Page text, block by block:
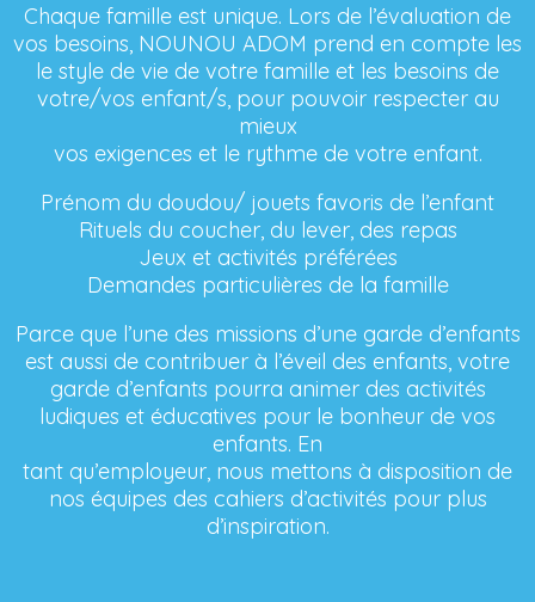
Chaque famille est unique. Lors de l’évaluation de
vos besoins, NOUNOU ADOM prend en compte les
le style de vie de votre famille et les besoins de
votre/vos enfant/s, pour pouvoir respecter au
mieux
vos exigences et le rythme de votre enfant.
Prénom du doudou/ jouets favoris de l’enfant
Rituels du coucher, du lever, des repas
Jeux et activités préférées
Demandes particulières de la famille
Parce que l’une des missions d’une garde d’enfants
est aussi de contribuer à l’éveil des enfants, votre
garde d’enfants pourra animer des activités
ludiques et éducatives pour le bonheur de vos
enfants. En
tant qu’employeur, nous mettons à disposition de
nos équipes des cahiers d’activités pour plus
d’inspiration.